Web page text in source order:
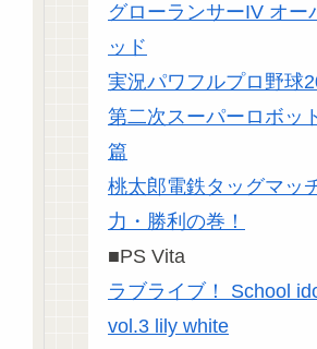
グローランサーIV オー
ッド
実況パワフルプロ野球
第二次スーパーロボッ
篇
桃太郎電鉄タッグマッ
力・勝利の巻！
■PS Vita
ラブライブ！ School
vol.3 lily white